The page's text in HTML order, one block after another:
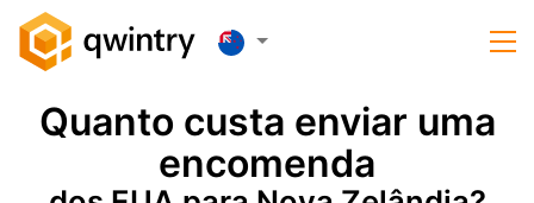
Quanto custa enviar uma
encomenda